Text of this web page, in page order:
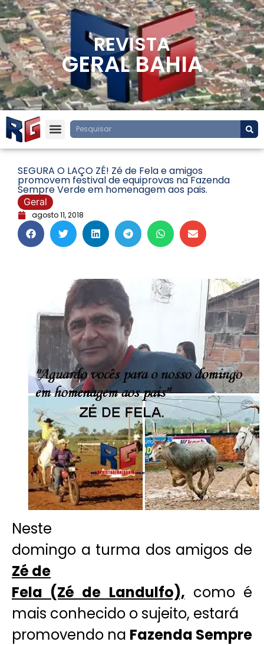
REVISTA
GERAL BAHIA
SEGURA O LAÇO ZÉ! Zé de Fela e amigos
promovem festival de equiprovas na Fazenda
Sempre Verde em homenagem aos pais.
Geral
agosto 11, 2018
Neste
domingo a turma dos amigos de
Zé de
Fela (Zé de Landulfo), como é
mais conhecido o sujeito, estará
promovendo na Fazenda Sempre